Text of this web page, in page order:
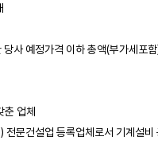
사 예정가격 이하 총액(부가세포
업체
전문건설업 등록업체로서 기계설비